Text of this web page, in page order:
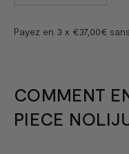
Payez en 3 x €37,00€
COMMENT
PIECE